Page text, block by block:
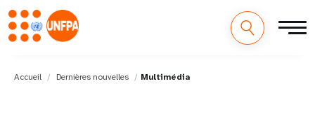
Accueil Dernières nouvelles Multimédia